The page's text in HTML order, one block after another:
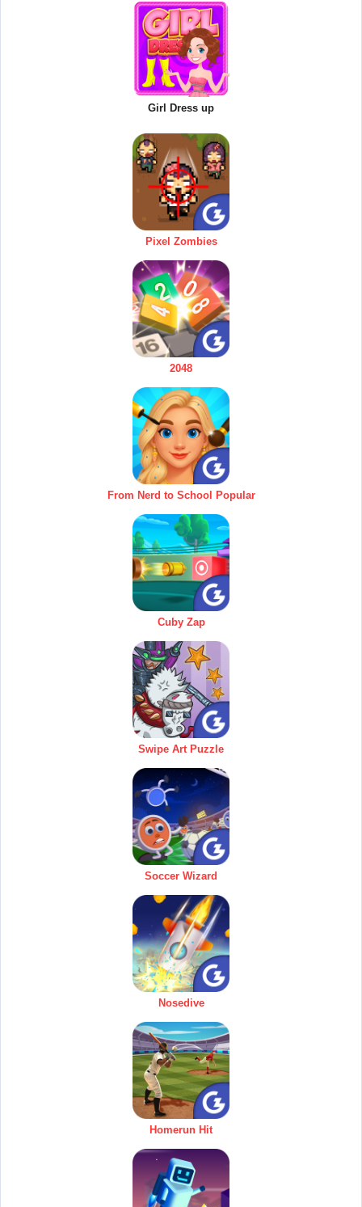
Girl Dress up
Pixel Zombies
2048
From Nerd to School Popular
Cuby Zap
Swipe Art Puzzle
Soccer Wizard
Nosedive
Homerun Hit